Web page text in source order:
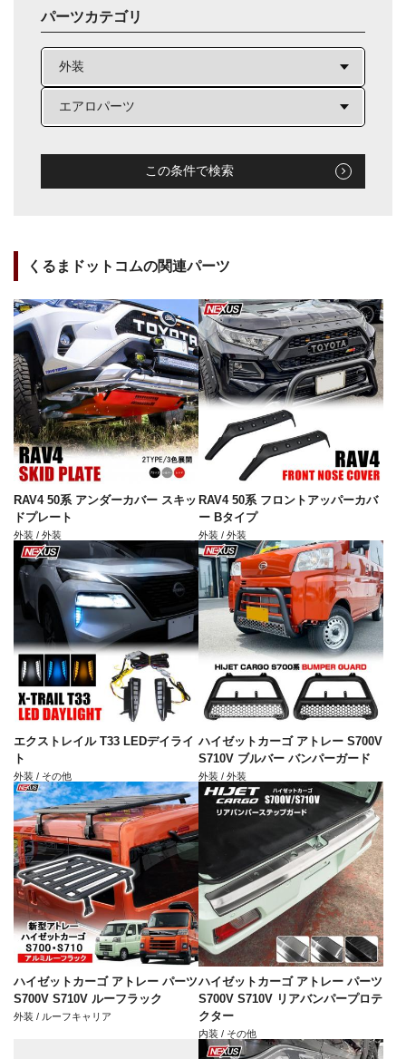
パーツカテゴリ
この条件で検索
くるまドットコムの関連パーツ
RAV4 50系 アンダーカバー スキッ
ドプレート
外装 / 外装
RAV4 50系 フロントアッパーカバ
ー Bタイプ
外装 / 外装
エクストレイル T33 LEDデイライ
ト
外装 / その他
ハイゼットカーゴ アトレー S700V
S710V ブルバー バンパーガード
外装 / 外装
ハイゼットカーゴ アトレー パーツ
S700V S710V ルーフラック
外装 / ルーフキャリア
ハイゼットカーゴ アトレー パーツ
S700V S710V リアバンパープロテ
クター
内装 / その他